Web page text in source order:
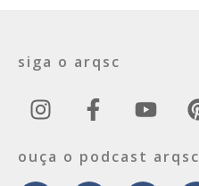
siga o arqsc
ouça o podcast arqsc